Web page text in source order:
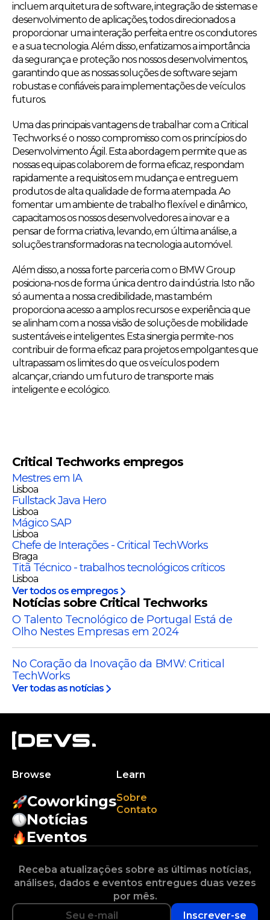
incluem arquitetura de software, integração de sistemas e
desenvolvimento de aplicações, todos direcionados a
proporcionar uma interação perfeita entre os condutores
e a sua tecnologia. Além disso, enfatizamos a importância
da segurança e proteção nos nossos desenvolvimentos,
garantindo que as nossas soluções de software sejam
robustas e confiáveis para implementações de veículos
futuros.
Uma das principais vantagens de trabalhar com a Critical
Techworks é o nosso compromisso com os princípios do
Desenvolvimento Ágil. Esta abordagem permite que as
nossas equipas colaborem de forma eficaz, respondam
rapidamente a requisitos em mudança e entreguem
produtos de alta qualidade de forma atempada. Ao
fomentar um ambiente de trabalho flexível e dinâmico,
capacitamos os nossos desenvolvedores a inovar e a
pensar de forma criativa, levando, em última análise, a
soluções transformadoras na tecnologia automóvel.
Além disso, a nossa forte parceria com o BMW Group
posiciona-nos de forma única dentro da indústria. Isto não
só aumenta a nossa credibilidade, mas também
proporciona acesso a amplos recursos e experiência que
se alinham com a nossa visão de soluções de mobilidade
sustentáveis e inteligentes. Esta sinergia permite-nos
contribuir de forma eficaz para projetos empolgantes que
ultrapassam os limites do que os veículos podem
alcançar, criando um futuro de transporte mais
inteligente e ecológico.
Critical Techworks empregos
Mestres em IA
Lisboa
Fullstack Java Hero
Lisboa
Mágico SAP
Lisboa
Chefe de Interações - Critical TechWorks
Braga
Titã Técnico - trabalhos tecnológicos críticos
Lisboa
Ver todos os empregos
Notícias sobre Critical Techworks
O Talento Tecnológico de Portugal Está de
Olho Nestes Empresas em 2024
No Coração da Inovação da BMW: Critical
TechWorks
Ver todas as notícias
Browse
Coworkings
Notícias
Eventos
Learn
Sobre
Contato
Receba atualizações sobre as últimas notícias,
análises, dados e eventos entregues duas vezes
por mês.
Inscrever-se